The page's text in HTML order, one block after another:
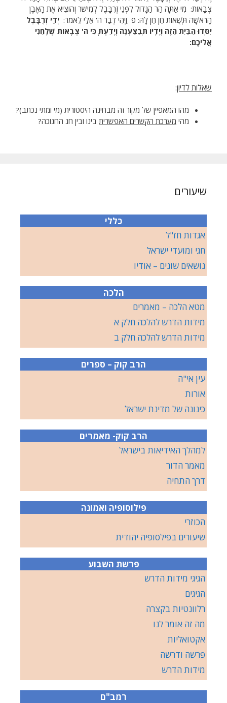
צְבָאוֹת: מִי אַתָּה הַר הַגָּדוֹל לִפְנֵי זְרֻבָּבֶל לְמִישֹׁר וְהוֹצִיא אֶת הָאֶבֶן
הָרֹאשָׁה תְּשֻׁאוֹת חֵן חֵן לָהּ: פ וַיְהִי דְבַר ה' אֵלַי לֵאמֹר: יְדֵי זְרֻבָּבֶל
יִסְּדוּ הַבַּיִת הַזֶּה וְיָדָיו תְּבַצַּעְנָה וְיָדַעְתָּ כִּי ה' צְבָאוֹת שְׁלָחַנִי
אֲלֵיכֶם:
שאלות לדיון:
מהו המאפיין של מקור זה מבחינה היסטורית (מי ומתי נכתב)?
מהי מערכת הקשרים האפשרית בינו ובין חג החנוכה?
שיעורים
כללי
אגדות חז"ל
חגי ומועדי ישראל
נושאים שונים – אודיו
הלכה
מטא הלכה – מאמרים
מידות הדרש להלכה חלק א
מידות הדרש להלכה חלק ב
הרב קוק – ספרים
עין אי"ה
אורות
כינונה של מדינת ישראל
הרב קוק- מאמרים
למהלך האידיאות בישראל
מאמר הדור
דרך התחיה
פילוסופיה ואמונה
הכוזרי
שיעורים בפילסופיה יהודית
פרשת השבוע
הגיגי מידות הדרש
הגיגים
רלוונטיות בקצרה
מה זה אומר לנו
אקטואליות
פרשה ודרשה
מידות הדרש
רמב"ם